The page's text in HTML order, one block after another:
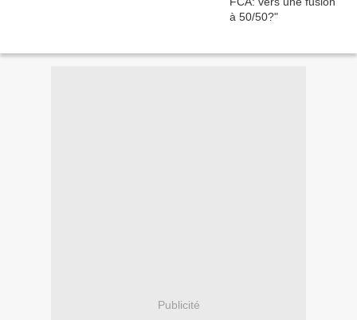
Publicité